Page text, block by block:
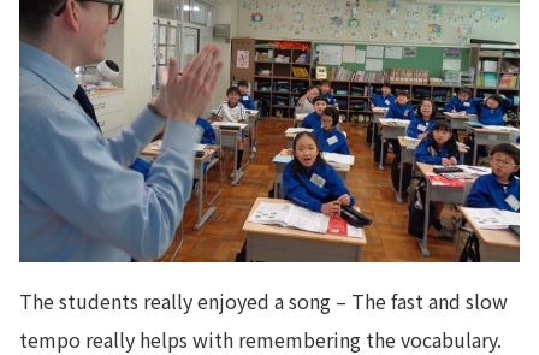
The students really enjoyed a song – The fast and slow
tempo really helps with remembering the vocabulary.